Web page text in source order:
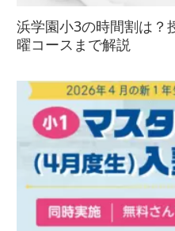
浜学園小3の時間割は？
曜コースまで解説